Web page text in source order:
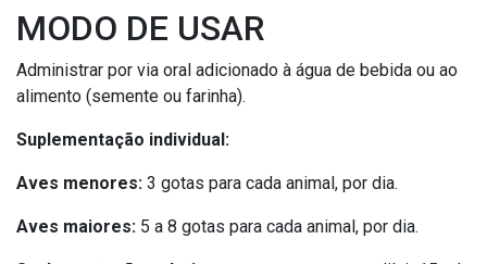
MODO DE USAR
Administrar por via oral adicionado à água de bebida ou ao
alimento (semente ou farinha).
Suplementação individual:
Aves menores: 3 gotas para cada animal, por dia.
Aves maiores: 5 a 8 gotas para cada animal, por dia.